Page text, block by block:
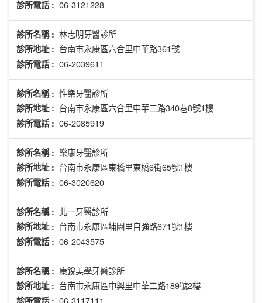
診所電話 : 06-3121228
診所名稱 : 林志明牙醫診所
診所地址 : 台南市永康區六合里中華路361號
診所電話 : 06-2039611
診所名稱 : 惟樂牙醫診所
診所地址 : 台南市永康區六合里中華二路340巷8號1樓
診所電話 : 06-2085919
診所名稱 : 樂康牙醫診所
診所地址 : 台南市永康區東橋里東橋6街65號1樓
診所電話 : 06-3020620
診所名稱 : 北一牙醫診所
診所地址 : 台南市永康區埔園里自強路671號1樓
診所電話 : 06-2043575
診所名稱 : 康銳美學牙醫診所
診所地址 : 台南市永康區中興里中華二路189號2樓
診所電話 : 06-3117111